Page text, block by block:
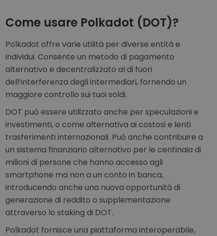
Come usare Polkadot (DOT)?
Polkadot offre varie utilità per diverse entità e
individui. Consente un metodo di pagamento
alternativo e decentralizzato al di fuori
dell’interferenza degli intermediari, fornendo un
maggiore controllo sui tuoi soldi.
DOT può essere utilizzato anche per speculazioni e
investimenti, o come alternativa ai costosi e lenti
trasferimenti internazionali. Può anche contribuire a
un sistema finanziario alternativo per le centinaia di
milioni di persone che hanno accesso agli
smartphone ma non a un conto in banca,
introducendo anche una nuova opportunità di
generazione di reddito o supplementazione
attraverso lo staking di DOT.
Polkadot fornisce una piattaforma interoperabile,